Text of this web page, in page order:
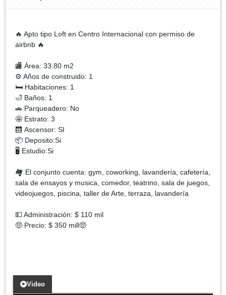
🔥 Apto tipo Loft en Centro Internacional con permiso de
airbnb 🔥
🏬 Área: 33.80 m2
⚙ Años de construido: 1
🛏 Habitaciones: 1
🛁 Baños: 1
🚗 Parqueadero: No
🤩 Estrato: 3
🛗 Ascensor: SI
📦 Deposito:Si
🖥️ Estudio:Si
🏘 El conjunto cuenta: gym, coworking, lavandería, cafetería,
sala de ensayos y musica, comedor, teatrino, sala de juegos,
videojuegos, piscina, taller de Arte, terraza, lavandería
💵 Administración: $ 110 mil
🤑 Precio: $ 350 mill🤑
Video